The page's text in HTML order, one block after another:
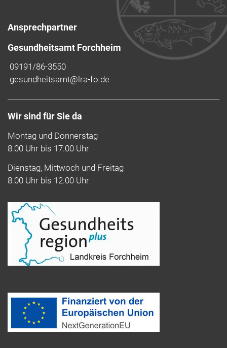
Ansprechpartner
Gesundheitsamt Forchheim
09191/86-3550
gesundheitsamt@lra-fo.de
Wir sind für Sie da
Montag und Donnerstag
8.00 Uhr bis 17.00 Uhr
Dienstag, Mittwoch und Freitag
8.00 Uhr bis 12.00 Uhr